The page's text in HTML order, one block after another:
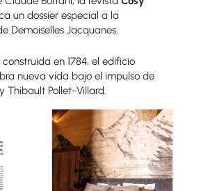
un dossier especial a la
Demoiselles Jacquanes.
en 1784, el edificio
nueva vida bajo el impulso de
Thibault Pollet-Villard.